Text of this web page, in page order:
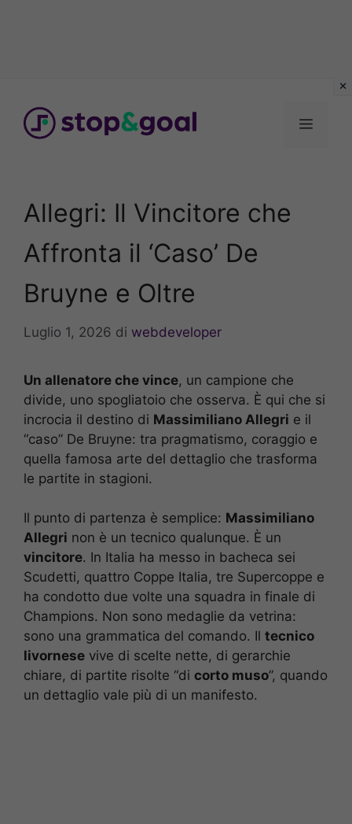
contenuto
Menu
Allegri: Il Vincitore che
Affronta il ‘Caso’ De
Bruyne e Oltre
Luglio 1, 2026 di webdeveloper
Un allenatore che vince, un campione che
divide, uno spogliatoio che osserva. È qui che si
incrocia il destino di Massimiliano Allegri e il
“caso” De Bruyne: tra pragmatismo, coraggio e
quella famosa arte del dettaglio che trasforma
le partite in stagioni.
Il punto di partenza è semplice: Massimiliano
Allegri non è un tecnico qualunque. È un
vincitore. In Italia ha messo in bacheca sei
Scudetti, quattro Coppe Italia, tre Supercoppe e
ha condotto due volte una squadra in finale di
Champions. Non sono medaglie da vetrina:
sono una grammatica del comando. Il tecnico
livornese vive di scelte nette, di gerarchie
chiare, di partite risolte “di corto muso”, quando
un dettaglio vale più di un manifesto.